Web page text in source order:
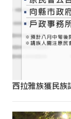
西拉雅族獲民族